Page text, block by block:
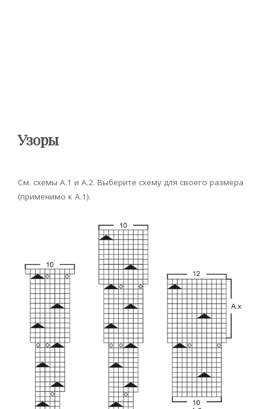
Узоры
См. схемы А.1 и А.2. Выберите схему для своего размера
(применимо к А.1).